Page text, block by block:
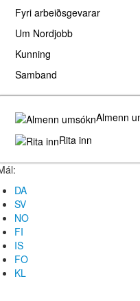
Fyri arbeiðsgevarar
Um Nordjobb
Kunning
Samband
Almenn
Rita inn
DA
SV
NO
FI
IS
FO
KL